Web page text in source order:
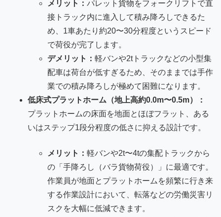
メリット： パレット貨物をフォークリフトで直
接トラック内に進入して積み降ろしできるた
め、1車あたり約20〜30分程度というスピード
で荷役が完了します。
デメリット： 軽バンや2tトラックなどの小型集
配車は荷台が低すぎるため、そのままでは手作
業での積み降ろしが極めて困難になります。
低床式プラットホーム（地上高約0.0m〜0.5m）：
プラットホームの床面を地面とほぼフラット、ある
いはステップ1段分程度の低さに抑える設計です。
メリット： 軽バンや2t〜4tの集配トラックから
の「手降ろし（バラ貨物荷役）」に最適です。
作業員が地面とプラットホームを頻繁に行き来
する作業設計において、転落などの労働災害リ
スクを大幅に低減できます。